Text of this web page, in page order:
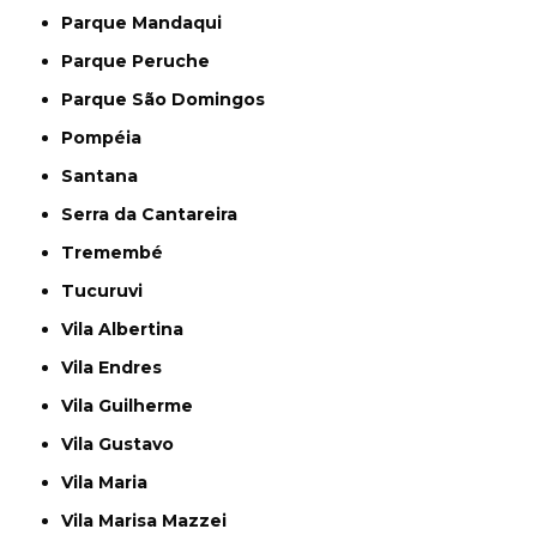
Parque Mandaqui
Parque Peruche
Parque São Domingos
Pompéia
Santana
Serra da Cantareira
Tremembé
Tucuruvi
Vila Albertina
Vila Endres
Vila Guilherme
Vila Gustavo
Vila Maria
Vila Marisa Mazzei